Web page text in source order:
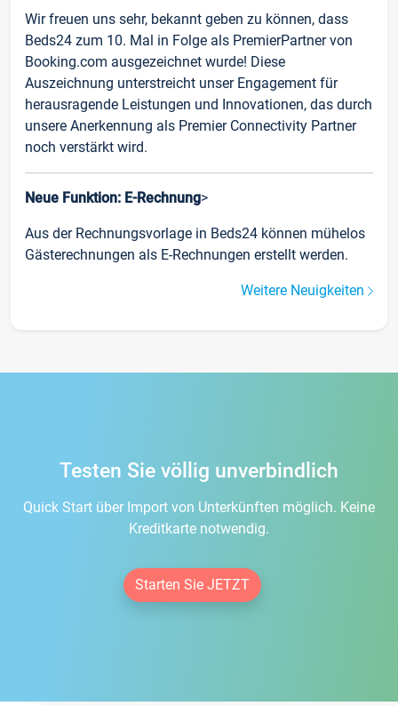
Wir freuen uns sehr, bekannt geben zu können, dass
Beds24 zum 10. Mal in Folge als PremierPartner von
Booking.com ausgezeichnet wurde! Diese
Auszeichnung unterstreicht unser Engagement für
herausragende Leistungen und Innovationen, das durch
unsere Anerkennung als Premier Connectivity Partner
noch verstärkt wird.
Neue Funktion: E-Rechnung>
Aus der Rechnungsvorlage in Beds24 können mühelos
Gästerechnungen als E-Rechnungen erstellt werden.
Weitere Neuigkeiten
Testen Sie völlig unverbindlich
Quick Start über Import von Unterkünften möglich. Keine
Kreditkarte notwendig.
Starten Sie JETZT